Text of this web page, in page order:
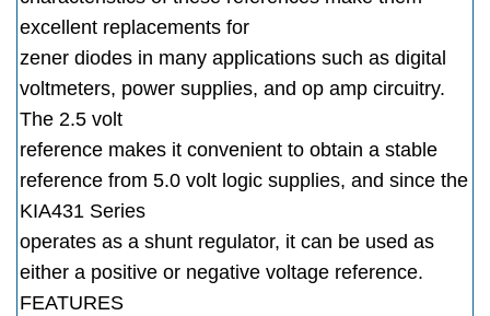
excellent replacements for
zener diodes in many applications such as digital
voltmeters, power supplies, and op amp circuitry.
The 2.5 volt
reference makes it convenient to obtain a stable
reference from 5.0 volt logic supplies, and since the
KIA431 Series
operates as a shunt regulator, it can be used as
either a positive or negative voltage reference.
FEATURES